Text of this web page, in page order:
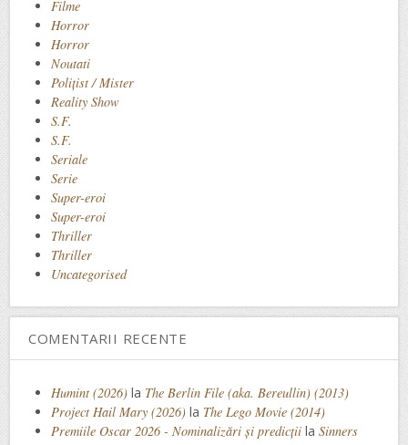
Filme
Horror
Horror
Noutati
Polițist / Mister
Reality Show
S.F.
S.F.
Seriale
Serie
Super-eroi
Super-eroi
Thriller
Thriller
Uncategorised
COMENTARII RECENTE
Humint (2026) la The Berlin File (aka. Bereullin) (2013)
Project Hail Mary (2026) la The Lego Movie (2014)
Premiile Oscar 2026 - Nominalizări și predicții la Sinners